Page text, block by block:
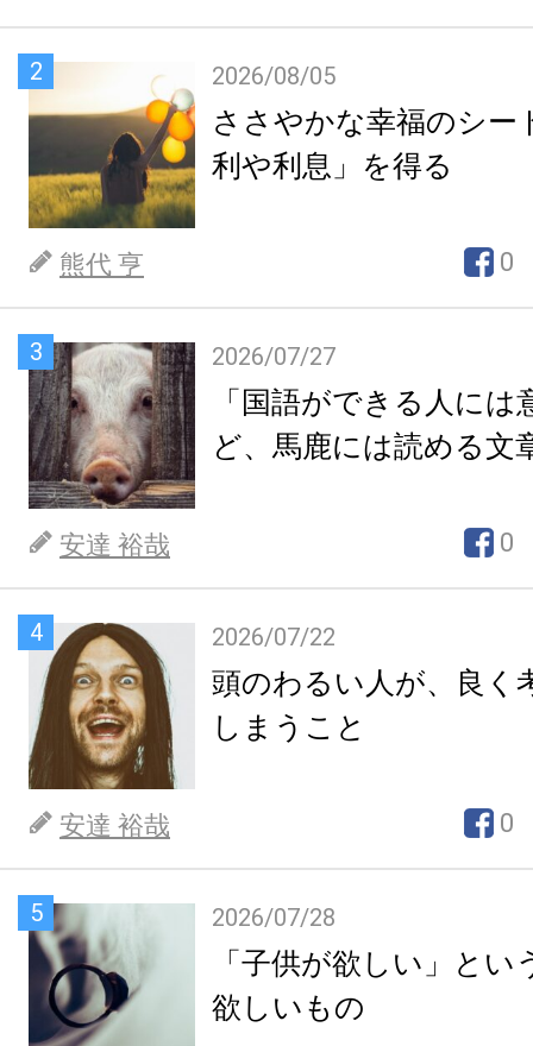
2 2026/08/05
ささやかな幸福のシー
利や利息」を得る
熊代 亨 0
3 2026/07/27
「国語ができる人には
ど、馬鹿には読める文
安達 裕哉 0
4 2026/07/22
頭のわるい人が、良く
しまうこと
安達 裕哉 0
5 2026/07/28
「子供が欲しい」とい
欲しいもの